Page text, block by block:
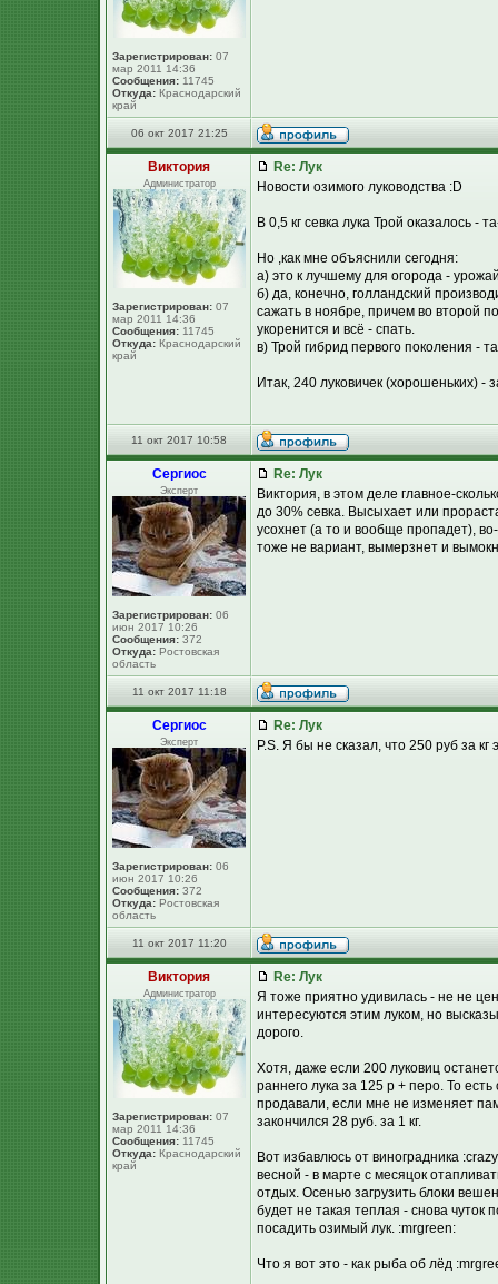
Зарегистрирован: 07
мар 2011 14:36
Сообщения: 11745
Откуда: Краснодарский
край
06 окт 2017 21:25
Виктория
Администратор
Зарегистрирован: 07
мар 2011 14:36
Сообщения: 11745
Откуда: Краснодарский
край
Re: Лук
Новости озимого луководства :D
В 0,5 кг севка лука Трой оказалось -
Но ,как мне объяснили сегодня:
а) это к лучшему для огорода -
б) да, конечно, голландский
сажать в ноябре, причем во второй
укоренится и всё - спать.
в) Трой гибрид первого поколения -
Итак, 240 луковичек (хорошеньких) -
11 окт 2017 10:58
Сергиос
Эксперт
Зарегистрирован: 06
июн 2017 10:26
Сообщения: 372
Откуда: Ростовская
область
Re: Лук
Виктория, в этом деле главное-
до 30% севка. Высыхает или
усохнет (а то и вообще пропадет),
тоже не вариант, вымерзнет и
11 окт 2017 11:18
Сергиос
Эксперт
Зарегистрирован: 06
июн 2017 10:26
Сообщения: 372
Откуда: Ростовская
область
Re: Лук
P.S. Я бы не сказал, что 250 руб за кг
11 окт 2017 11:20
Виктория
Администратор
Зарегистрирован: 07
мар 2011 14:36
Сообщения: 11745
Откуда: Краснодарский
край
Re: Лук
Я тоже приятно удивилась - не не
интересуются этим луком, но
дорого.
Хотя, даже если 200 луковиц
раннего лука за 125 р + перо. То
продавали, если мне не изменяет
закончился 28 руб. за 1 кг.
Вот избавлюсь от виноградника
весной - в марте с месяцок
отдых. Осенью загрузить блоки
будет не такая теплая - снова чуток
посадить озимый лук. :mrgreen:
Что я вот это - как рыба об лёд